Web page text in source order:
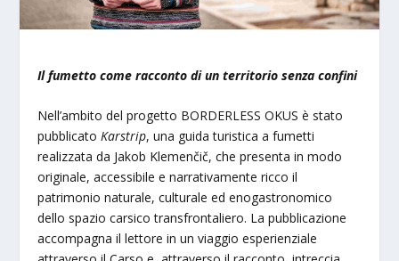
Il fumetto come racconto di un territorio senza confini
Nell’ambito del progetto BORDERLESS OKUS è stato
pubblicatoKarstrip, una guida turistica a fumetti
realizzata da Jakob Klemenčič, che presenta in modo
originale, accessibile e narrativamente ricco il
patrimonio naturale, culturale ed enogastronomico
dello spazio carsico transfrontaliero. La pubblicazione
accompagna il lettore in un viaggio esperienziale